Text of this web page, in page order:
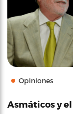
Opiniones
Asmáticos y